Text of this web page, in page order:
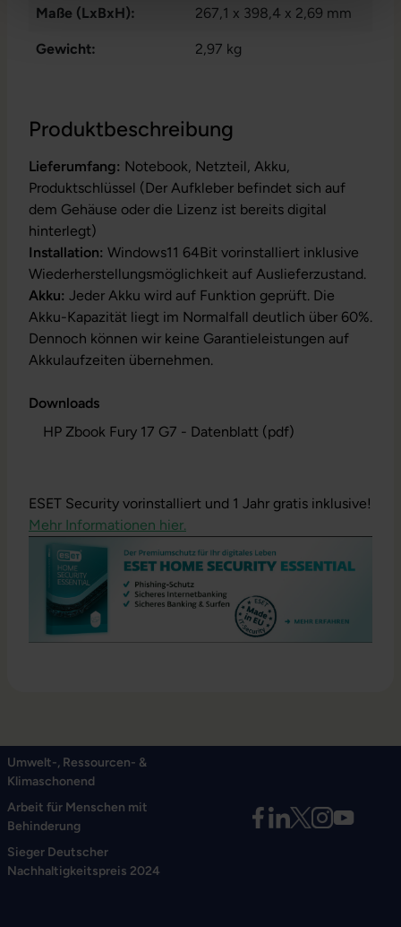
Produktbeschreibung
Lieferumfang: Notebook, Netzteil, Akku,
Produktschlüssel (Der Aufkleber befindet sich auf
dem Gehäuse oder die Lizenz ist bereits digital
hinterlegt)
Installation: Windows11 64Bit vorinstalliert inklusive
Wiederherstellungsmöglichkeit auf Auslieferzustand.
Akku: Jeder Akku wird auf Funktion geprüft. Die
Akku-Kapazität liegt im Normalfall deutlich über 60%.
Dennoch können wir keine Garantieleistungen auf
Akkulaufzeiten übernehmen.
Downloads
HP Zbook Fury 17 G7 - Datenblatt (pdf)
ESET Security vorinstalliert und 1 Jahr gratis inklusive!
Mehr Informationen hier.
Maße (LxBxH): 267,1 x 398,4 x 2,69 mm
Gewicht: 2,97 kg
Umwelt-, Ressourcen- &
Klimaschonend
Arbeit für Menschen mit
Behinderung
Sieger Deutscher
Nachhaltigkeitspreis 2024